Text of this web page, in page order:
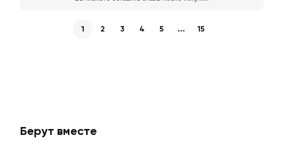
1 2 3 4 5 ... 15
Берут вместе